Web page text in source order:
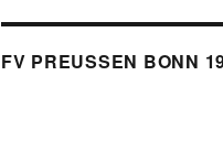
FV PREUSSEN BONN